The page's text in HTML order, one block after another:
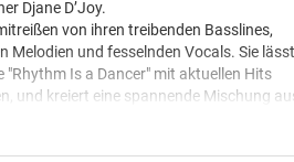
Djane D’Joy.
von ihren treibenden Basslines,
Melodien und fesselnden Vocals. Sie
"Rhythm Is a Dancer" mit aktuellen Hits
und kreiert eine spannende Mischung